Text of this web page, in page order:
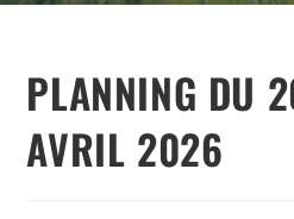
PLANNING DU
AVRIL 2026